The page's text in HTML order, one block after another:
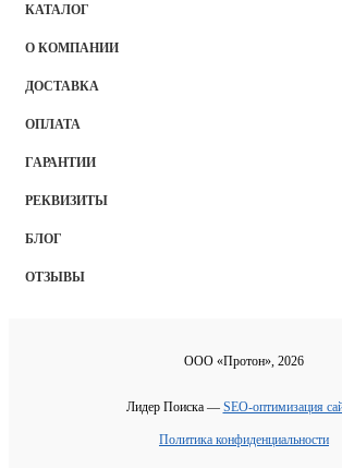
КАТАЛОГ
О КОМПАНИИ
ДОСТАВКА
ОПЛАТА
ГАРАНТИИ
РЕКВИЗИТЫ
БЛОГ
ОТЗЫВЫ
ООО «Протон», 2026
Лидер Поиска — SEO-оптимизация
Политика конфиденциальности